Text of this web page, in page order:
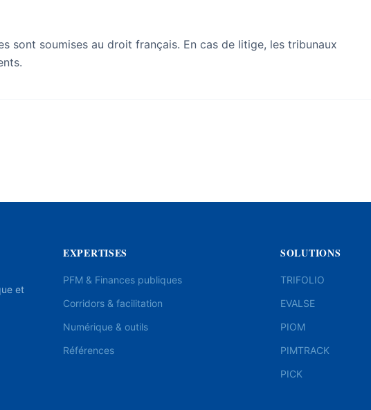
sont soumises au droit français. En cas de litige, les tribunaux
et
EXPERTISES
PFM & Finances publiques
Corridors & facilitation
Numérique & outils
Références
SOLUTIONS
TRIFOLIO
EVALSE
PIOM
PIMTRACK
PICK